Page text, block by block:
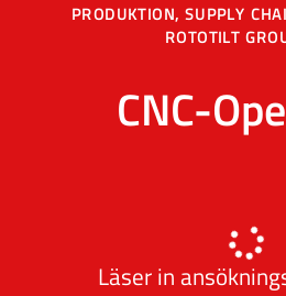
PRODUKTION, SUPPLY
ROTOTILT
CNC-
Läser in